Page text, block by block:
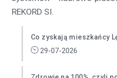
REKORD SI.
Co zyskają mieszkańcy
29-07-2026